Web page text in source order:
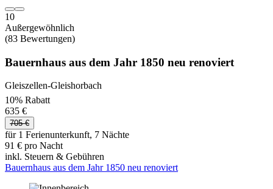
10
Außergewöhnlich
(83 Bewertungen)
Bauernhaus aus dem Jahr 1850 neu renoviert
Gleiszellen-Gleishorbach
10% Rabatt
635 €
705 €
für 1 Ferienunterkunft, 7 Nächte
91 € pro Nacht
inkl. Steuern & Gebühren
Bauernhaus aus dem Jahr 1850 neu renoviert